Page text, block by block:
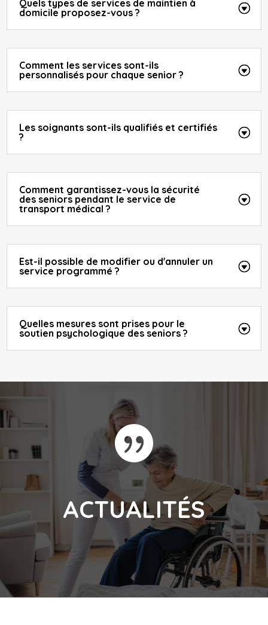
Quels types de services de maintien à
domicile proposez-vous ?
Comment les services sont-ils
personnalisés pour chaque senior ?
Les soignants sont-ils qualifiés et certifiés
?
Comment garantissez-vous la sécurité
des seniors pendant le service de
transport médical ?
Est-il possible de modifier ou d'annuler un
service programmé ?
Quelles mesures sont prises pour le
soutien psychologique des seniors ?

ACTUALITÉS